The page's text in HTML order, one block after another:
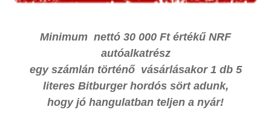
Minimum nettó 30 000 Ft értékű NRF
autóalkatrész
egy számlán történő vásárlásakor 1 db 5
literes Bitburger hordós sört adunk,
hogy jó hangulatban teljen a nyár!